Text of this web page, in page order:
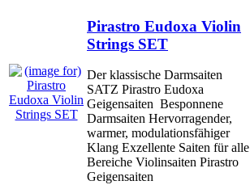
Pirastro Eudoxa Violin
Strings SET
Der klassische Darmsaiten
SATZ Pirastro Eudoxa
Geigensaiten Besponnene
Darmsaiten Hervorragender,
warmer, modulationsfähiger
Klang Exzellente Saiten für alle
Bereiche Violinsaiten Pirastro
Geigensaiten